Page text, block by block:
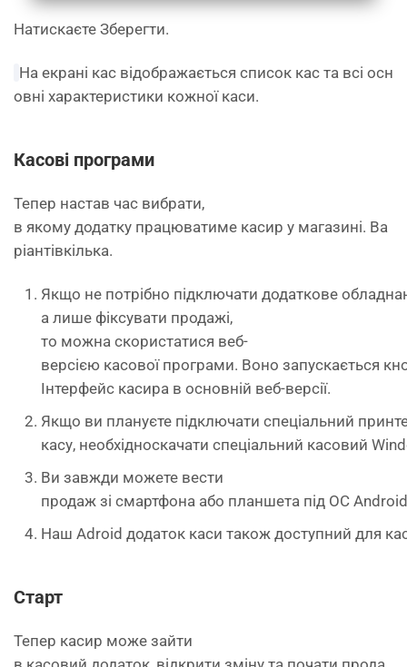
Натискаєте Зберегти.
На екрані кас відображається список кас та всі осн
овні характеристики кожної каси.
Касові програми
Тепер настав час вибрати,
в якому додатку працюватиме касир у магазині. Ва
ріантівкілька.
Якщо не потрібно підключати додаткове
а лише фіксувати продажі,
то можна скористатися веб-
версією касової програми. Воно запускається
Інтерфейс касира в основній веб-версії.
Якщо ви плануєте підключати спеціальний
касу, необхідноскачати спеціальний касовий
Ви завжди можете вести
продаж зі смартфона або планшета під ОС
Наш Adroid додаток каси також доступний для
Старт
Тепер касир може зайти